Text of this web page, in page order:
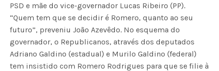
PSD e mãe do vice-governador Lucas Ribeiro (PP).
“Quem tem que se decidir é Romero, quanto ao seu
futuro”, preveniu João Azevêdo. No esquema do
governador, o Republicanos, através dos deputados
Adriano Galdino (estadual) e Murilo Galdino (federal)
tem insistido com Romero Rodrigues para que se filie à